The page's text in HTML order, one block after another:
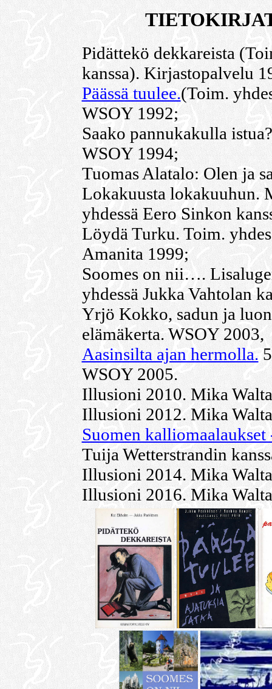
Pidättekö dekkareista
kanssa). Kirjastopalvelu
Päässä tuulee.(Toim.
WSOY 1992;
Saako pannukakulla
WSOY 1994;
Tuomas Alatalo: Olen ja
Lokakuusta lokakuuhun.
yhdessä Eero Sinkon
Löydä Turku. Toim.
Amanita 1999;
Soomes on nii….
yhdessä Jukka Vahtolan
Yrjö Kokko, sadun ja
elämäkerta. WSOY 2003,
Aasinsilta ajan hermolla.
WSOY 2005.
Illusioni 2010. Mika
Illusioni 2012. Mika
Suomen
Tuija Wetterstrandin
Illusioni 2014. Mika
Illusioni 2016. Mika